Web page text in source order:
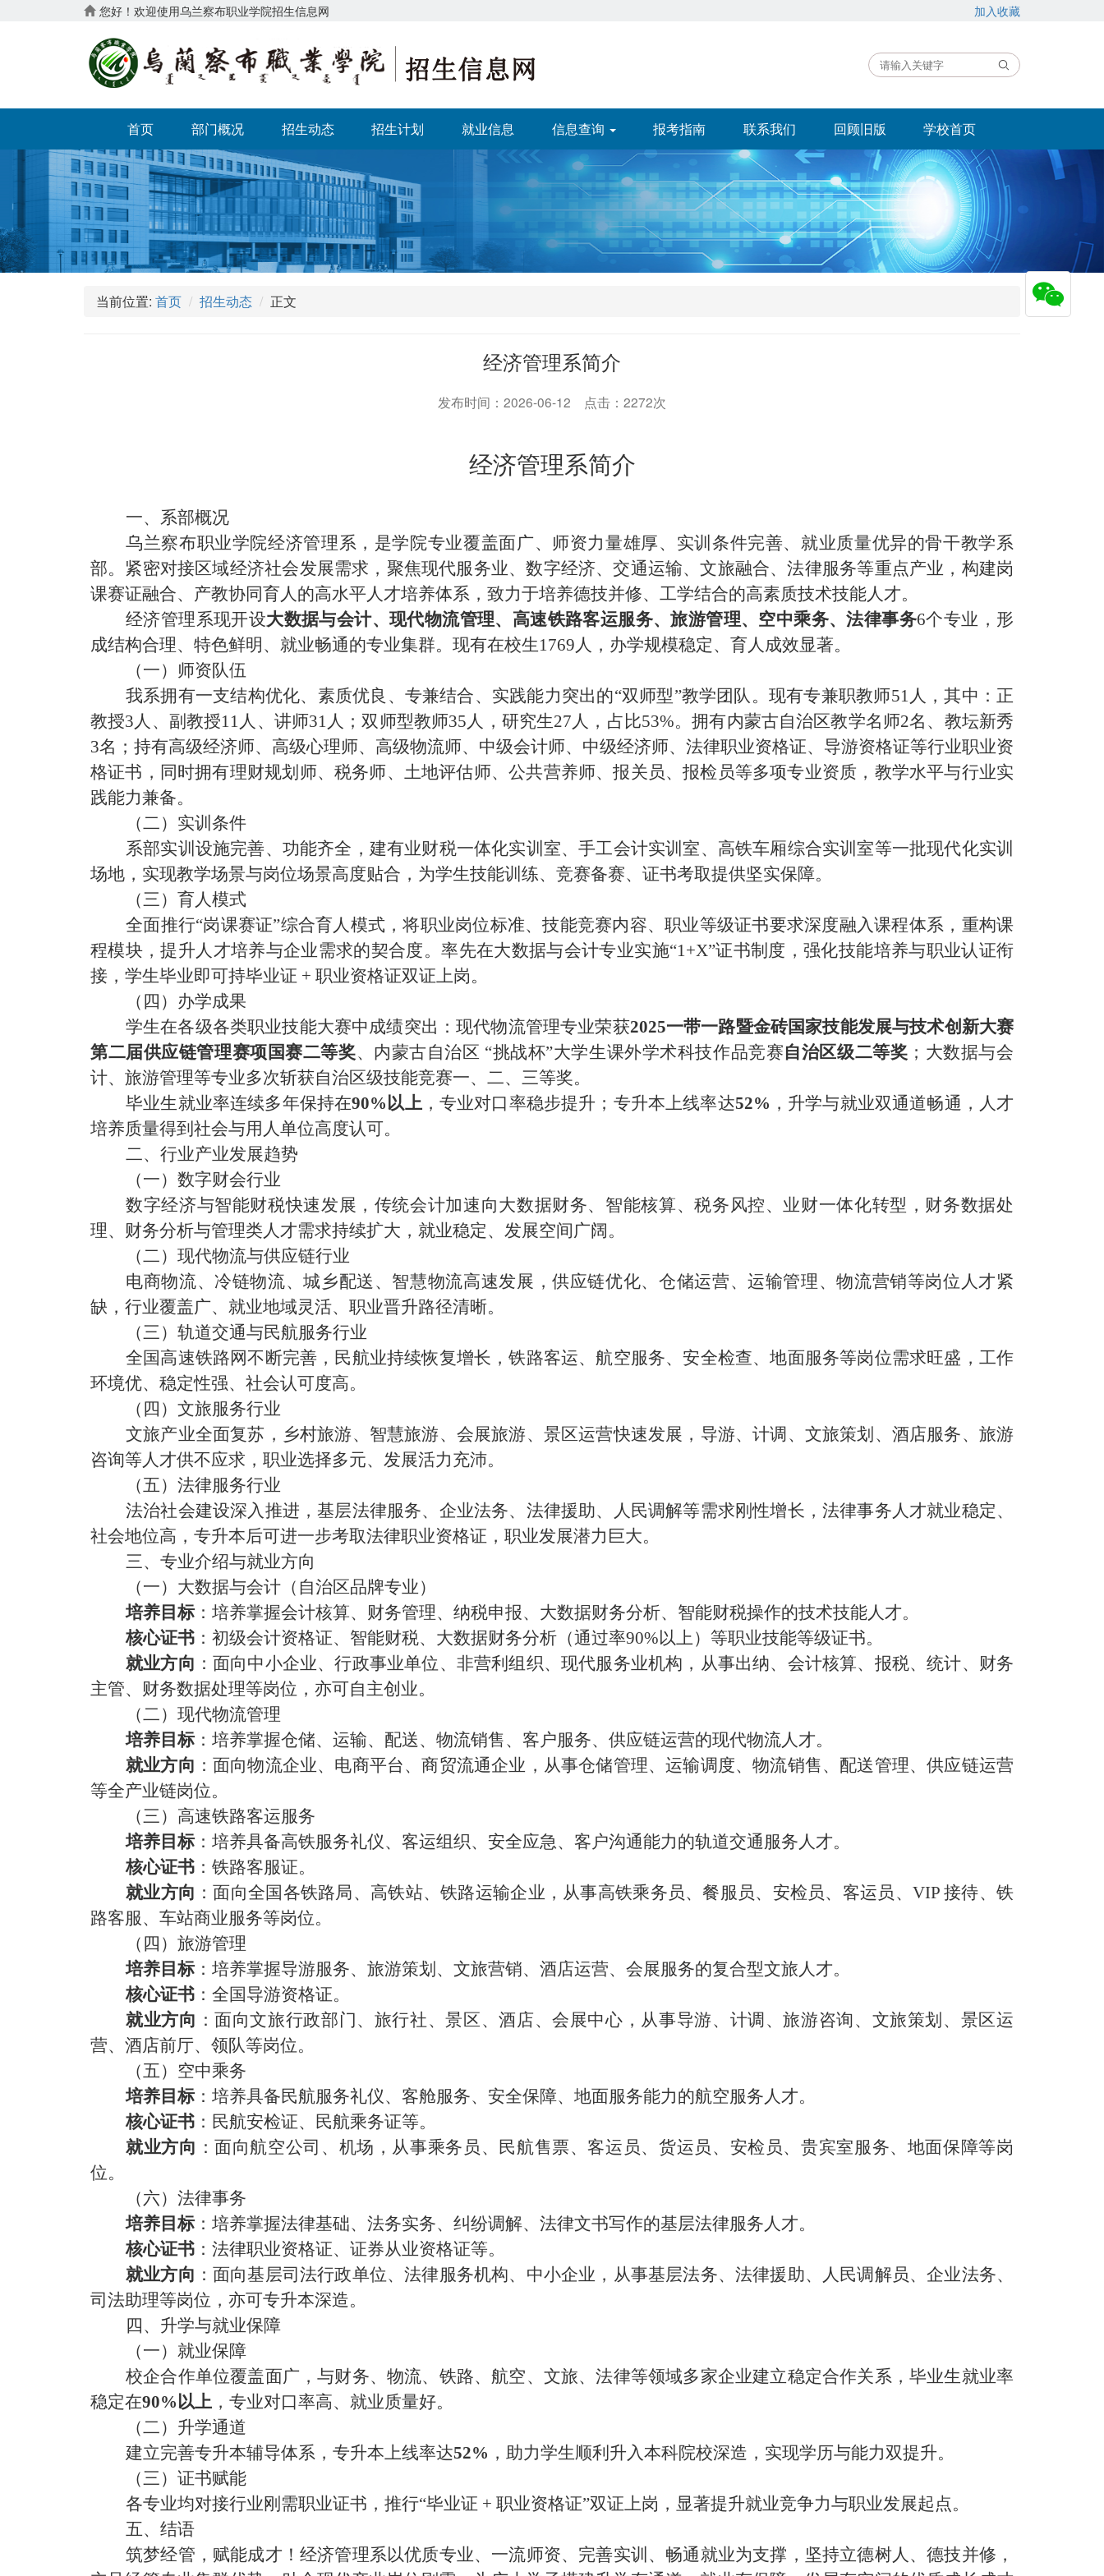
您好！欢迎使用乌兰察布职业学院招生信息网 加入收藏
首页 部门概况 招生动态 招生计划 就业信息 信息查询 报考指南 联系我们 回顾旧版 学校首页
当前位置: 首页 招生动态 正文
经济管理系简介
发布时间：2026-06-12 点击：2272次
经济管理系简介
一、系部概况
乌兰察布职业学院经济管理系，是学院专业覆盖面广、师资力量雄厚、实训条件完善、就业质量优异的骨干教学系
部。紧密对接区域经济社会发展需求，聚焦现代服务业、数字经济、交通运输、文旅融合、法律服务等重点产业，构建岗
课赛证融合、产教协同育人 的高水平人才培养体系，致力于培养德技并修、工学结合的高素质技术技能人才。
经济管理系现开设大数据与会计、现代物流管理、高速铁路客运服务、旅游管理、空中乘务、法律事务6个专业，形
成结构合理、特色鲜明、就业畅通的专业集群。现有在校生1769人 ，办学规模稳定、育人成效显著。
（一）师资队伍
我系拥有一支结构优化、素质优良、专兼结合、实践能力突出的“双师型”教学团队。现有专兼职教师51人，其中：正
教授3人、副教授11人、讲师31人；双师型教师35人，研究生27人，占比53%。拥有内蒙古自治区教学名师2名、教坛新秀
3名；持有高级经济师、高级心理师、高级物流师、中级会计师、中级经济师、法律职业资格证、导游资格证等行业职业资
格证书，同时拥有理财规划师、税务师、土地评估师、公共营养师、报关员、报检员等多项专业资质，教学水平与行业实
践能力兼备。
（二）实训条件
系部实训设施完善、功能齐全，建有业财税一体化实训室、手工会计实训室、高铁车厢综合实训室等一批现代化实训
场地，实现教学场景与岗位场景高度贴合，为学生技能训练、竞赛备赛、证书考取提供坚实保障。
（三）育人模式
全面推行“岗课赛证”综合育人模式，将职业岗位标准、技能竞赛内容、职业等级证书要求深度融入课程体系，重构课
程模块，提升人才培养与企业需求的契合度。率先在大数据与会计专业实施“1+X”证书制度，强化技能培养与职业认证衔
接，学生毕业即可持毕业证 + 职业资格证双证上岗。
（四）办学成果
学生在各级各类职业技能大赛中成绩突出：现代物流管理专业荣获2025一带一路暨金砖国家技能发展与技术创新大赛
第二届供应链管理赛项国赛二等奖、内蒙古自治区 “挑战杯”大学生课外学术科技作品竞赛自治区级二等奖 ；大数据与会
计、旅游管理等专业多次斩获自治区级技能竞赛一、二、三等奖。
毕业生就业率连续多年保持在90%以上，专业对口率稳步提升； 专升本上线率达52% ，升学与就业双通道畅通，人才
培养质量得到社会与用人单位高度认可。
二、行业产业发展趋势
（一） 数字财会行业
数字经济与智能财税快速发展，传统会计加速向大数据财务、智能核算、税务风控、业财一体化转型，财务数据处
理、财务分析与管理类人才需求持续扩大，就业稳定、发展空间广阔。
（二）现代物流与供应链行业
电商物流、冷链物流、城乡配送、智慧物流高速发展，供应链优化、仓储运营、运输管理、物流营销等岗位人才紧
缺，行业覆盖广、就业地域灵活、职业晋升路径清晰。
（三）轨道交通与民航服务行业
全国高速铁路网不断完善，民航业持续恢复增长，铁路客运、航空服务、安全检查、地面服务等岗位需求旺盛，工作
环境优、稳定性强、社会认可度高。
（四）文旅服务行业
文旅产业全面复苏，乡村旅游、智慧旅游、会展旅游、景区运营快速发展，导游、计调、文旅策划、酒店服务、旅游
咨询等人才供不应求，职业选择多元、发展活力充沛。
（五）法律服务行业
法治社会建设深入推进，基层法律服务、企业法务、法律援助、人民调解等需求刚性增长，法律事务人才就业稳定、
社会地位高，专升本后可进一步考取法律职业资格证，职业发展潜力巨大。
三、专业介绍与就业方向
（一）大数据与会计（自治区品牌专业）
培养目标：培养掌握会计核算、财务管理、纳税申报、大数据财务分析、智能财税操作的技术技能人才。
核心证书 ：初级会计资格证、智能财税、大数据财务分析（通过率90%以上）等职业技能等级证书。
就业方向 ：面向中小企业、行政事业单位、非营利组织、现代服务业机构，从事出纳、会计核算、报税、统计、财务
主管、财务数据处理等岗位，亦可自主创业。
（二）现代物流管理
培养目标：培养掌握仓储、运输、配送、物流销售、客户服务、供应链运营的现代物流人才。
就业方向 ：面向物流企业、电商平台、商贸流通企业，从事仓储管理、运输调度、物流销售、配送管理、供应链运营
等全产业链岗位。
（三）高速铁路客运服务
培养目标：培养具备高铁服务礼仪、客运组织、安全应急、客户沟通能力的轨道交通服务人才。
核心证书 ：铁路客服证。
就业方向 ：面向全国各铁路局、高铁站、铁路运输企业，从事高铁乘务员、餐服员、安检员、客运员、 VIP 接待、铁
路客服、车站商业服务等岗位。
（四）旅游管理
培养目标：培养掌握导游服务、旅游策划、文旅营销、酒店运营、会展服务的复合型文旅人才。
核心证书 ：全国导游资格证。
就业方向 ：面向文旅行政部门、旅行社、景区、酒店、会展中心，从事导游、计调、旅游咨询、文旅策划、景区运
营、酒店前厅、领队等岗位。
（五）空中乘务
培养目标：培养具备民航服务礼仪、客舱服务、安全保障、地面服务能力的航空服务人才。
核心证书 ：民航安检证、民航乘务证等。
就业方向 ：面向航空公司、机场，从事乘务员、民航售票、客运员、货运员、安检员、贵宾室服务、地面保障等岗
位。
（六）法律事务
培养目标：培养掌握法律基础、法务实务、纠纷调解、法律文书写作的基层法律服务人才。
核心证书 ：法律职业资格证、证券从业资格证等。
就业方向 ：面向基层司法行政单位、法律服务机构、中小企业，从事基层法务、法律援助、人民调解员、企业法务、
司法助理等岗位，亦可专升本深造。
四、升学与就业保障
（一） 就业保障
校企合作单位覆盖面广，与财务、物流、铁路、航空、文旅、法律等领域多家企业建立稳定合作关系，毕业生就业率
稳定在90%以上 ，专业对口率高、就业质量好。
（二） 升学通道
建立完善专升本辅导体系， 专升本上线率达52% ，助力学生顺利升入本科院校深造，实现学历与能力双提升。
（三 ） 证书赋能
各专业均对接行业刚需职业证书，推行“毕业证 + 职业资格证”双证 上岗 ，显著提升就业竞争力与职业发展起点。
五、结语
筑梦经管，赋能成才！经济管理系以优质专业、一流师资、完善实训、畅通就业为支撑，坚持立德树人、德技并修，